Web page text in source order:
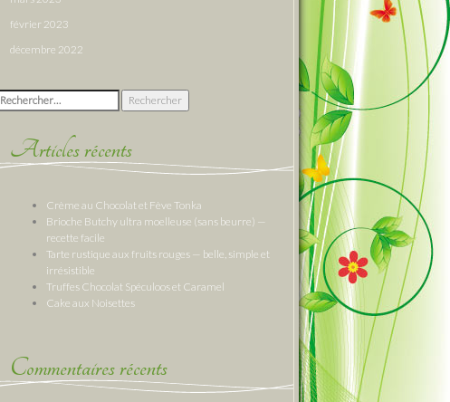
février 2023
décembre 2022
Rechercher :
Articles récents
Crème au Chocolat et Fève Tonka
Brioche Butchy ultra moelleuse (sans beurre) —
recette facile
Tarte rustique aux fruits rouges — belle, simple et
irrésistible
Truffes Chocolat Spéculoos et Caramel
Cake aux Noisettes
Commentaires récents